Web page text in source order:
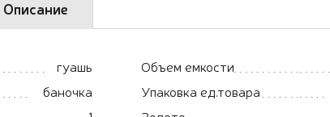
Описание
гуашь
баночка
Объем емкости
Упаковка ед.товара